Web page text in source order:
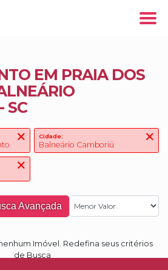
EM PRAIA DOS
SC
Cidade:
Avançada